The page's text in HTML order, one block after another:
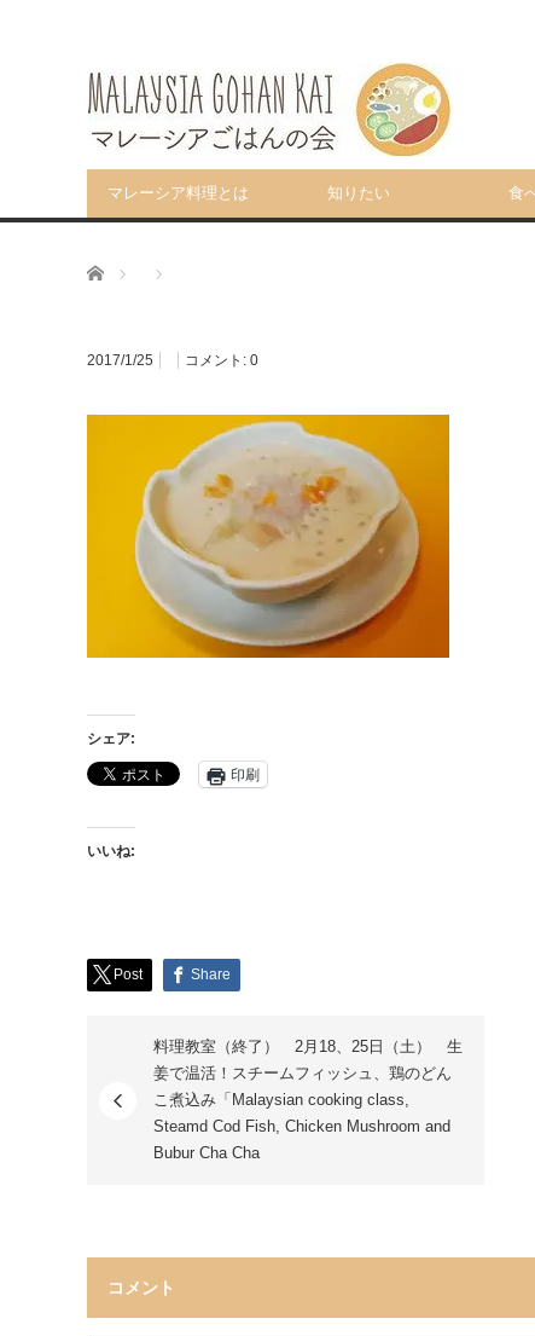
マレーシア料理とは 知りたい 食
ホーム
2017/1/25 コメント: 0
シェア:
印刷
いいね:
Post Share
料理教室（終了） 2月18、25日（土） 生
姜で温活！スチームフィッシュ、鶏のどん
こ煮込み「Malaysian cooking class,
Steamd Cod Fish, Chicken Mushroom and
Bubur Cha Cha
コメント